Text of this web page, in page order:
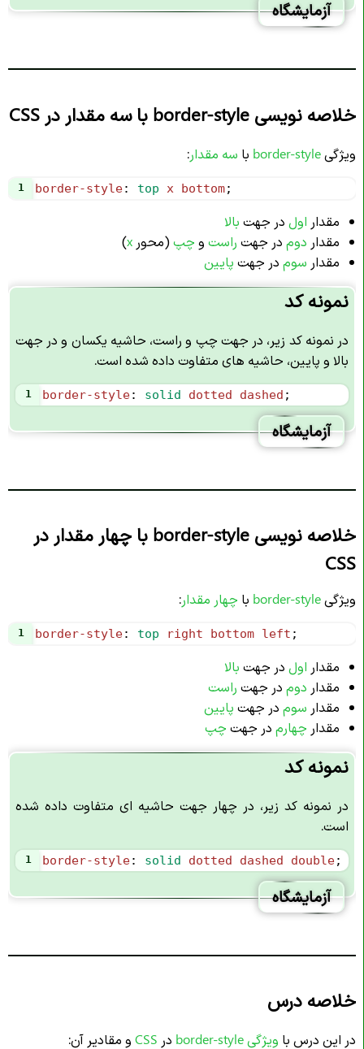
آزمایشگاه
خلاصه نویسی border-style با سه مقدار در CSS
ویژگی border-style با سه مقدار:
1 border-style: top x bottom;
مقدار اول در جهت بالا
مقدار دوم در جهت راست و چپ(محور x
)
مقدار سوم در جهت پایین
نمونه کد
در نمونه کد زیر، در جهت چپ و راست، حاشیه یکسان و در جهت
بالا و پایین، حاشیه های متفاوت داده شده است.
1 border-style: solid dotted dashed ;
آزمایشگاه
خلاصه نویسی border-style با چهار مقدار در
CSS
ویژگی border-style با چهار مقدار:
1 border-style: top right bottom left ;
مقدار اول در جهت بالا
مقدار دوم در جهت راست
مقدار سوم در جهت پایین
مقدار چهارم در جهت چپ
نمونه کد
در نمونه کد زیر، در چهار جهت حاشیه ای متفاوت داده شده
است.
1 border-style: solid dotted dashed double;
آزمایشگاه
خلاصه درس
در این درس با ویژگیborder-style در CSS و مقادیر آن: